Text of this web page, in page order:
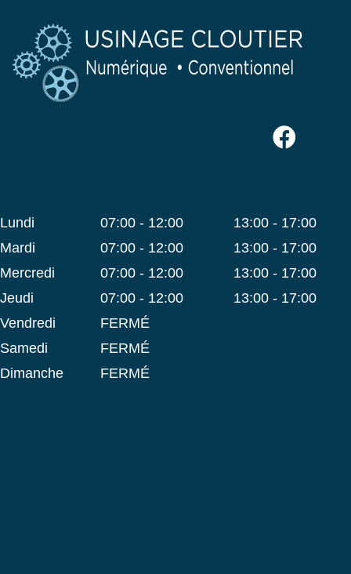
lundi 07:00 - 12:00
13:00 - 17:00
mardi
07:00 - 12:00
13:00 - 17:00
mercredi
07:00 - 12:00
13:00 - 17:00
jeudi
07:00 - 12:00
13:00 - 17:00
vendredi
FERMÉ
samedi
FERMÉ
dimanche
FERMÉ